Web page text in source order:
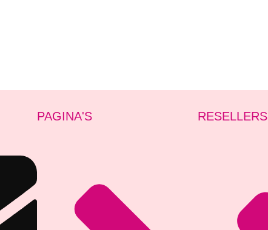
PAGINA'S RESELLERS